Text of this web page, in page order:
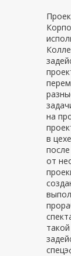
на
в
от